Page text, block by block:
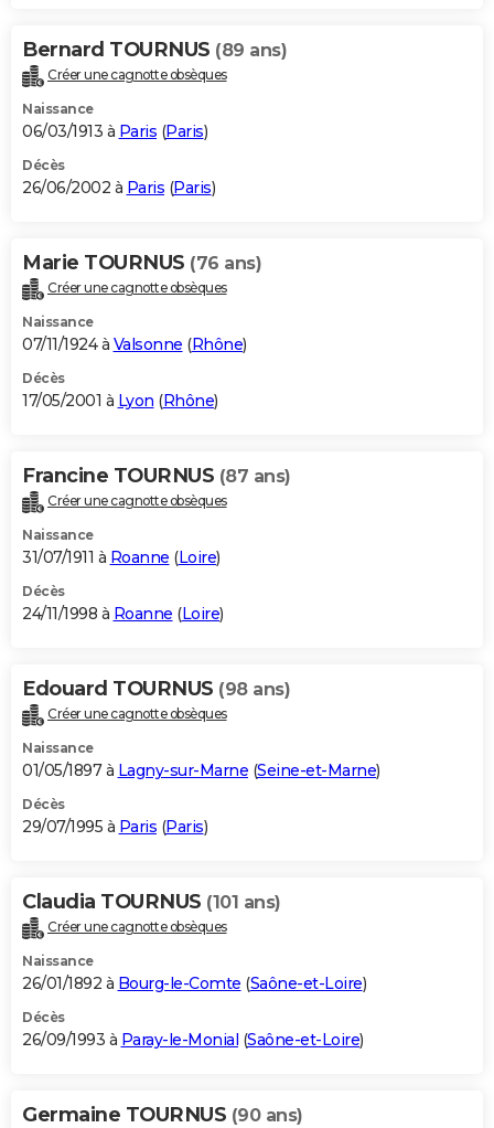
Bernard TOURNUS (89 ans)
Créer une cagnotte obsèques
Naissance
06/03/1913 à Paris (Paris)
Décès
26/06/2002 à Paris (Paris)
Marie TOURNUS (76 ans)
Créer une cagnotte obsèques
Naissance
07/11/1924 à Valsonne (Rhône)
Décès
17/05/2001 à Lyon (Rhône)
Francine TOURNUS (87 ans)
Créer une cagnotte obsèques
Naissance
31/07/1911 à Roanne (Loire)
Décès
24/11/1998 à Roanne (Loire)
Edouard TOURNUS (98 ans)
Créer une cagnotte obsèques
Naissance
01/05/1897 à Lagny-sur-Marne (Seine-et-Marne)
Décès
29/07/1995 à Paris (Paris)
Claudia TOURNUS (101 ans)
Créer une cagnotte obsèques
Naissance
26/01/1892 à Bourg-le-Comte (Saône-et-Loire)
Décès
26/09/1993 à Paray-le-Monial (Saône-et-Loire)
Germaine TOURNUS (90 ans)